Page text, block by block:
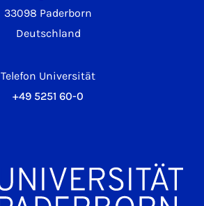
33098 Paderborn
Deutschland
Telefon Universität
+49 5251 60-0